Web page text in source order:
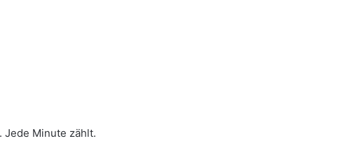
Jede Minute zählt.